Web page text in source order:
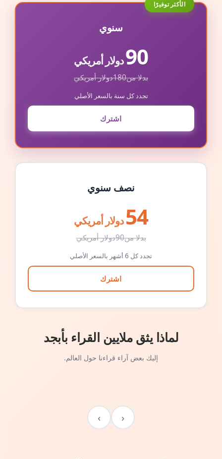
الأكثر توفيرًا
سنوي
90دولار أمريكي
بدلا من180دولار أمريكي
تجدد كل سنة بالسعر الأصلي
اشترك
نصف سنوي
54 دولار أمريكي
بدلا من90دولار أمريكي
تجدد كل 6 أشهر بالسعر الأصلي
اشترك
لماذا يثق ملايين القراء بأبجد
إليك بعض آراء قراءنا حول العالم.
‹
›